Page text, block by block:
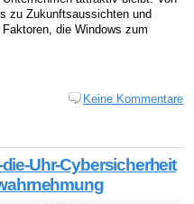
zu Zukunftsaussichten und
die Windows zum
Keine Kommentare
Uhr-Cybersicherheit